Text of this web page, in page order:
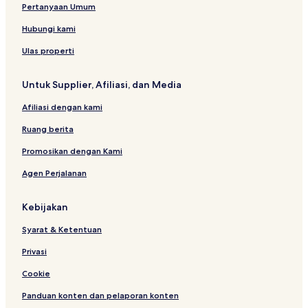
d
D
o
ih
r
o
o
n
Pertanyaan Umum
Hubungi kami
Ulas properti
Untuk Supplier, Afiliasi, dan Media
Afiliasi dengan kami
Ruang berita
Promosikan dengan Kami
Agen Perjalanan
Kebijakan
Syarat & Ketentuan
Privasi
Cookie
Panduan konten dan pelaporan konten